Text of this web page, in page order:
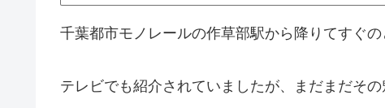
千葉都市モノレールの作草部駅から降りてすぐの
テレビでも紹介されていましたが、まだまだその